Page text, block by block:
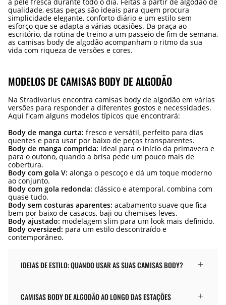
qualidade, estas peças são ideais para quem procura
simplicidade elegante, conforto diário e um estilo sem
esforço que se adapta a várias ocasiões. Da praça ao
escritório, da rotina de treino a um passeio de fim de semana,
as camisas body de algodão acompanham o ritmo da sua
vida com riqueza de versões e cores.
MODELOS DE CAMISAS BODY DE ALGODÃO
Na Stradivarius encontra camisas body de algodão em várias
versões para responder a diferentes gostos e necessidades.
Aqui ficam alguns modelos típicos que encontrará:
Body de manga curta: fresco e versátil, perfeito para dias
quentes e para usar por baixo de peças transparentes.
Body de manga comprida: ideal para o início da primavera e
para o outono, quando a brisa pede um pouco mais de
cobertura.
Body com gola V: alonga o pescoço e dá um toque moderno
ao conjunto.
Body com gola redonda: clássico e atemporal, combina com
quase tudo.
Body sem costuras aparentes: acabamento suave que fica
bem por baixo de casacos, baji ou chemises leves.
Body ajustado: modelagem slim para um look mais definido.
Body oversized: para um estilo descontraído e
contemporâneo.
IDEIAS DE ESTILO: QUANDO USAR AS SUAS CAMISAS BODY?
CAMISAS BODY DE ALGODÃO AO LONGO DAS ESTAÇÕES